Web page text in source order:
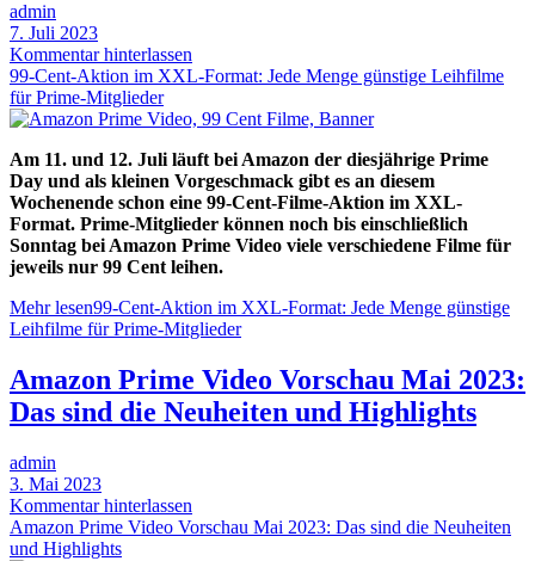
admin
7. Juli 2023
Kommentar hinterlassen
99-Cent-Aktion im XXL-Format: Jede Menge günstige Leihfilme
für Prime-Mitglieder
Am 11. und 12. Juli läuft bei Amazon der diesjährige Prime
Day und als kleinen Vorgeschmack gibt es an diesem
Wochenende schon eine 99-Cent-Filme-Aktion im XXL-
Format. Prime-Mitglieder können noch bis einschließlich
Sonntag bei Amazon Prime Video viele verschiedene Filme für
jeweils nur 99 Cent leihen.
Mehr lesen99-Cent-Aktion im XXL-Format: Jede Menge günstige
Leihfilme für Prime-Mitglieder
Amazon Prime Video Vorschau Mai 2023:
Das sind die Neuheiten und Highlights
admin
3. Mai 2023
Kommentar hinterlassen
Amazon Prime Video Vorschau Mai 2023: Das sind die Neuheiten
und Highlights